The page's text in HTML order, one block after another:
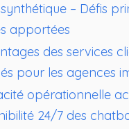
– Défis
apportées
des services
pour les agences
opérationnelle
24/7 des